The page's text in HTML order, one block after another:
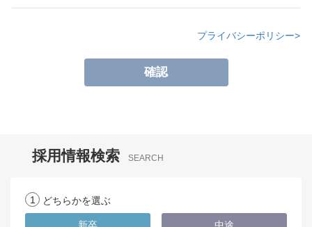
プライバシーポリシー>
採用情報検索 SEARCH
1 どちらかを選ぶ